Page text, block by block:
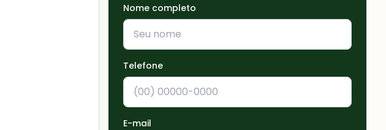
Nome completo
Telefone
E-mail